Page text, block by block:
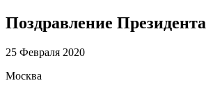
Поздравление Президента
25 Февраля 2020
Москва